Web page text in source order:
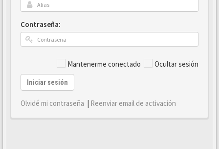
Contraseña:
Mantenerme conectado Ocultar sesión
Iniciar sesión
Olvidé mi contraseña | Reenviar email de activación